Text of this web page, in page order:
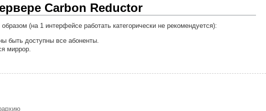
Carbon Reductor
(на 1 интерфейсе работать категорически не рекомендуется):
быть доступны все абоненты.
миррор.